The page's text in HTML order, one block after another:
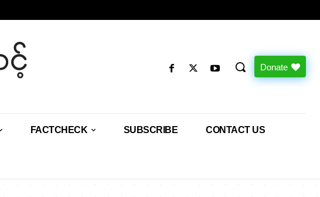
င့် Donate
FACTCHECK SUBSCRIBE CONTACT US